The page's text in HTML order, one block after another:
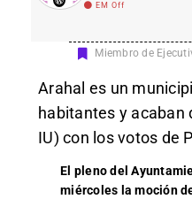
EM Off
Miembro de
Arahal es un
habitantes y acaban
IU) con los votos de
El pleno del
miércoles la moción